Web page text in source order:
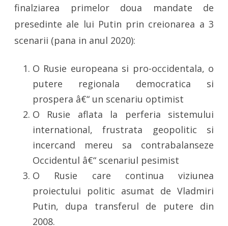
finalziarea primelor doua mandate de
presedinte ale lui Putin prin creionarea a 3
scenarii (pana in anul 2020):
O Rusie europeana si pro-occidentala, o
putere regionala democratica si
prospera â€“ un scenariu optimist
O Rusie aflata la perferia sistemului
international, frustrata geopolitic si
incercand mereu sa contrabalanseze
Occidentul â€“ scenariul pesimist
O Rusie care continua viziunea
proiectului politic asumat de Vladmiri
Putin, dupa transferul de putere din
2008.